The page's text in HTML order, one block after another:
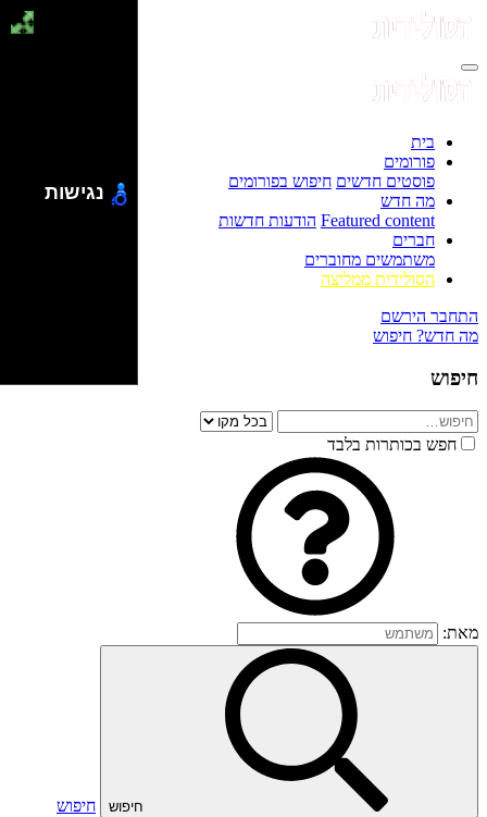
בית
פורומים
פוסטים חדשים חיפוש בפורומים
מה חדש
Featured content הודעות חדשות
חברים
משתמשים מחוברים
הסולידית ממליצה
התחבר הירשם
מה חדש? חיפוש
חיפוש
חפש בכותרות בלבד
מאת:
חיפוש
חיפוש
נגישות